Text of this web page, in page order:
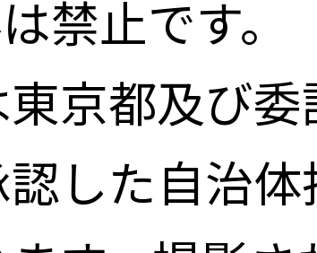
禁止です。
京都及び
した自治